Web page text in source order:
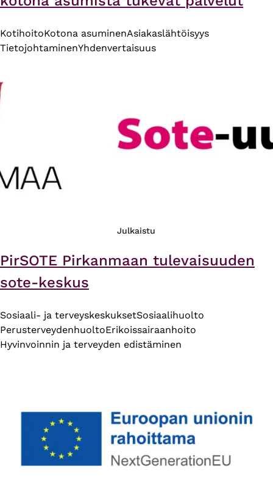
KotihoitoKotona asuminenAsiakaslähtöisyys
TietojohtaminenYhdenvertaisuus
Julkaistu
PirSOTE Pirkanmaan tulevaisuuden
sote-keskus
Sosiaali- ja terveyskeskuksetSosiaalihuolto
PerusterveydenhuoltoErikoissairaanhoito
Hyvinvoinnin ja terveyden edistäminen